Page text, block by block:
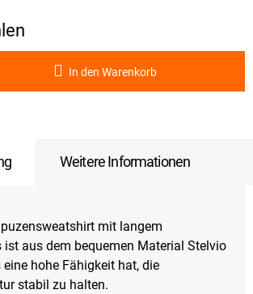
In den Warenkorb
Weitere Informationen
mit langem
ist aus dem bequemen Material Stelvio
eine hohe Fähigkeit hat, die
stabil zu halten.